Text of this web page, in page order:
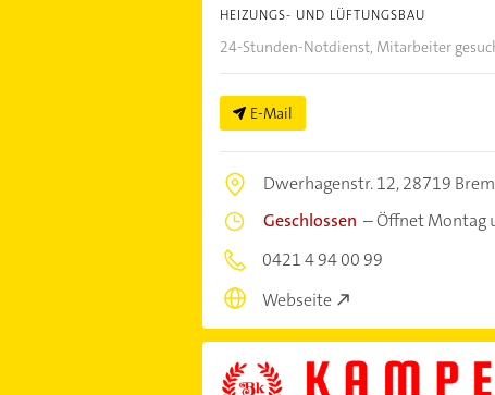
HEIZUNGS- UND LÜFTUNGSBAU
24-Stunden-Notdienst, Mitarbeiter
E-Mail
Dwerhagenstr. 12,28719
Geschlossen –Öffnet Montag
0421 4 94 00 99
Webseite